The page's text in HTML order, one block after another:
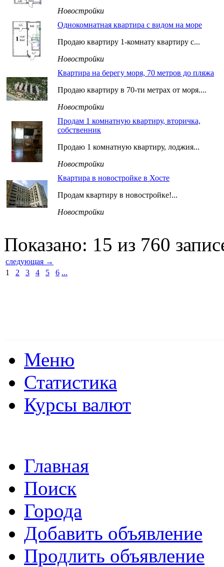
Новостройки
Однокомнатная квартира с видом на море
Продаю квартиру 1-комнату квартиру с...
Новостройки
Квартира на берегу моря, 70 метров до пляжа
Продаю квартиру в 70-ти метрах от моря....
Новостройки
Продам 1 комнатную квартиру, вторичка,
собственник
Продаю 1 комнатную квартиру, лоджия...
Новостройки
Квартира в новостройке в Хосте
Продам квартиру в новостройке!...
Новостройки
Показано: 15 из 760
следующая →
1
2 3 4 5 6 ...
Меню
Статистика
Курсы валют
Главная
Поиск
Города
Добавить объявление
Продлить объявление